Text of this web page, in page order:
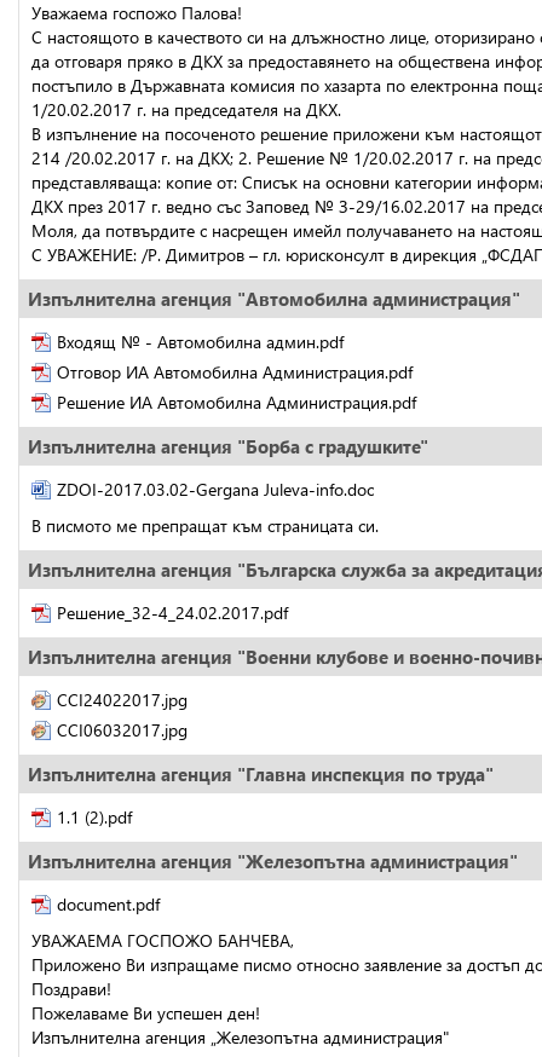
Уважаема госпожо Палова!
С настоящото в качеството си на длъжностно лице,
да отговаря пряко в ДКХ за предоставянето на обществена
постъпило в Държавната комисия по хазарта по електронна
1/20.02.2017 г. на председателя на ДКХ.
В изпълнение на посоченото решение приложени към
214 /20.02.2017 г. на ДКХ; 2. Решение № 1/20.02.2017 г. на
представляваща: копие от: Списък на основни категории
ДКХ през 2017 г. ведно със Заповед № З-29/16.02.2017 на
Моля, да потвърдите с насрещен имейл получаването на
С УВАЖЕНИЕ: /Р. Димитров – гл. юрисконсулт в дирекция
Изпълнителна агенция "Автомобилна администрация"
Входящ № - Автомобилна админ.pdf
Отговор ИА Автомобилна Администрация.pdf
Решение ИА Автомобилна Администрация.pdf
Изпълнителна агенция "Борба с градушките"
ZDOI-2017.03.02-Gergana Juleva-info.doc
В писмото ме препращат към страницата си.
Изпълнителна агенция "Българска служба за
Решение_32-4_24.02.2017.pdf
Изпълнителна агенция "Военни клубове и военно-
CCI24022017.jpg
CCI06032017.jpg
Изпълнителна агенция "Главна инспекция по труда"
1.1 (2).pdf
Изпълнителна агенция "Железопътна администрация"
document.pdf
УВАЖАЕМА ГОСПОЖО БАНЧЕВА,
Приложено Ви изпращаме писмо относно заявление за достъп
Поздрави!
Пожелаваме Ви успешен ден!
Изпълнителна агенция „Железопътна администрация"